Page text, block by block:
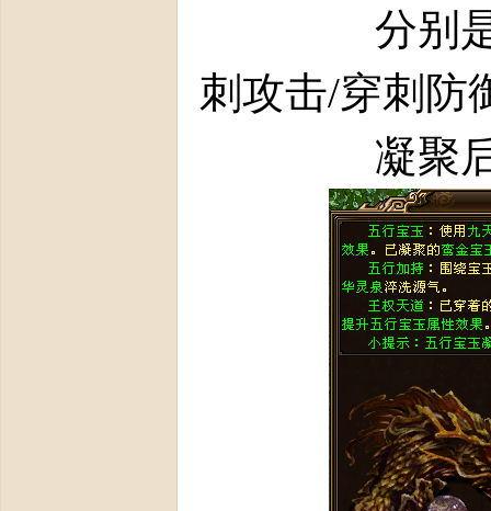
分别是【属
刺攻击/穿刺防
凝聚后界